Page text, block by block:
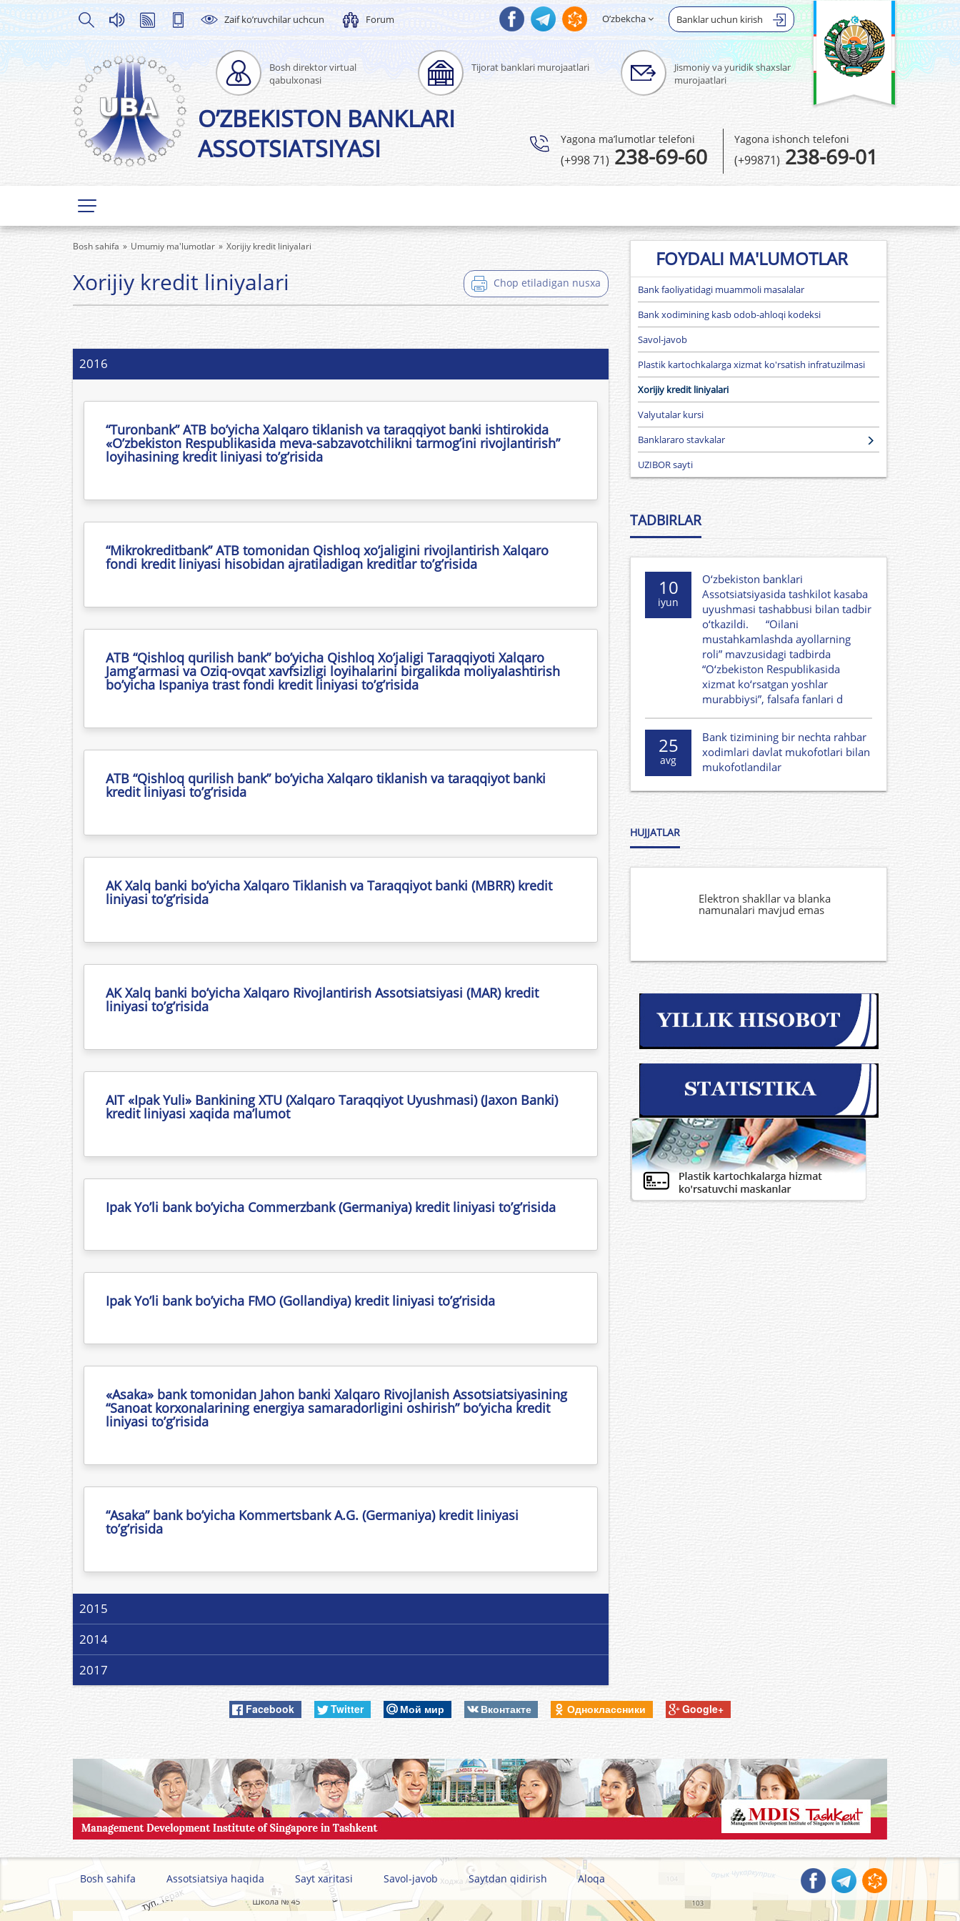
Zaif ko’ruvchilar uchcun Forum Banklar uchun kirish
O’zbekcha
Bosh direktor virtual
qabulxonasi
Tijorat banklari murojaatlari
Jismoniy va yuridik shaxslar
murojaatlari
O’ZBEKISTON BANKLARI
ASSOTSIATSIYASI
Yagona ma’lumotlar telefoni
(+998 71)238-69-60
Yagona ishonch telefoni
(+99871) 238-69-01
Bosh sahifa Umumiy ma'lumotlar Xorijiy kredit liniyalari
Chop etiladigan nusxa
Xorijiy kredit liniyalari
2016
“Turonbank” ATB bo’yicha Xalqaro tiklanish va taraqqiyot banki ishtirokida
«O’zbekiston Respublikasida meva-sabzavotchilikni tarmog’ini rivojlantirish”
loyihasining kredit liniyasi to’g’risida
“Mikrokreditbank” ATB tomonidan Qishloq xo’jaligini rivojlantirish Xalqaro
fondi kredit liniyasi hisobidan ajratiladigan kreditlar to’g’risida
ATB “Qishloq qurilish bank” bo’yicha Qishloq Xo’jaligi Taraqqiyoti Xalqaro
Jamg’armasi va Oziq-ovqat xavfsizligi loyihalarini birgalikda moliyalashtirish
bo’yicha Ispaniya trast fondi kredit liniyasi to’g’risida
ATB “Qishloq qurilish bank” bo’yicha Xalqaro tiklanish va taraqqiyot banki
kredit liniyasi to’g’risida
AK Xalq banki bo’yicha Xalqaro Tiklanish va Taraqqiyot banki (MBRR) kredit
liniyasi to’g’risida
AK Xalq banki bo’yicha Xalqaro Rivojlantirish Assotsiatsiyasi (MAR) kredit
liniyasi to’g’risida
AIT «Ipak Yuli» Bankining XTU (Xalqaro Taraqqiyot Uyushmasi) (Jaxon Banki)
kredit liniyasi xaqida ma’lumot
Ipak Yo’li bank bo’yicha Commerzbank (Germaniya) kredit liniyasi to’g’risida
Ipak Yo’li bank bo’yicha FMO (Gollandiya) kredit liniyasi to’g’risida
«Asaka» bank tomonidan Jahon banki Xalqaro Rivojlanish Assotsiatsiyasining
“Sanoat korxonalarining energiya samaradorligini oshirish” bo’yicha kredit
liniyasi to’g’risida
“Asaka” bank bo’yicha Kommertsbank A.G. (Germaniya) kredit liniyasi
to’g’risida
2015
2014
2017
FOYDALI MA'LUMOTLAR
Bank faoliyatidagi muammoli masalalar
Bank xodimining kasb odob-ahloqi kodeksi
Savol-javob
Plastik kartochkalarga xizmat ko'rsatish infratuzilmasi
Xorijiy kredit liniyalari
Valyutalar kursi
Banklararo stavkalar
UZIBOR sayti
TADBIRLAR
10
iyun
O‘zbekiston banklari
Assotsiatsiyasida tashkilot kasaba
uyushmasi tashabbusi bilan tadbir
o‘tkazildi. “Oilani
mustahkamlashda ayollarning
roli” mavzusidagi tadbirda
“O‘zbekiston Respublikasida
xizmat ko‘rsatgan yoshlar
murabbiysi”, falsafa fanlari d
25
avg
Bank tizimining bir nechta rahbar
xodimlari davlat mukofotlari bilan
mukofotlandilar
HUJJATLAR
Elektron shakllar va blanka
namunalari mavjud emas
Facebook Twitter Мой мир Вконтакте Одноклассники Google+
Bosh sahifa Assotsiatsiya haqida Sayt xaritasi Savol-javob Saytdan qidirish Aloqa